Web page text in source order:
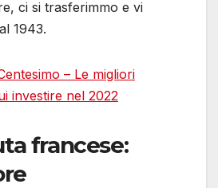
ci si trasferimmo e vi
1943.
– Le migliori
investire nel 2022
francese: